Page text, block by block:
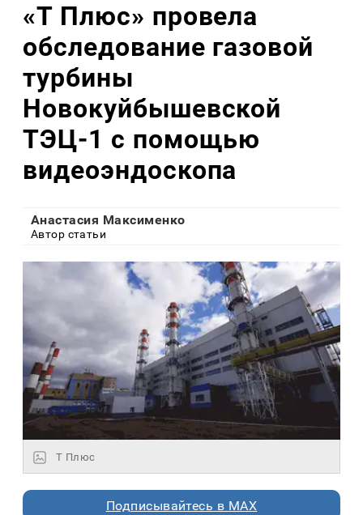
«Т Плюс» провела
обследование газовой
турбины
Новокуйбышевской
ТЭЦ-1 с помощью
видеоэндоскопа
Анастасия Максименко
Автор статьи
Т Плюс
Подписывайтесь в MAX